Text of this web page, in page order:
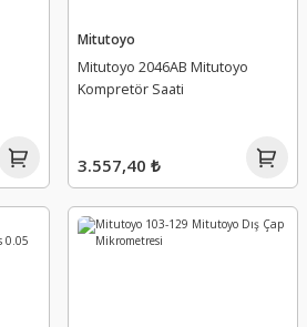
Mitutoyo
Mitutoyo 2046AB Mitutoyo
Kompretör Saati
3.557,40 ₺